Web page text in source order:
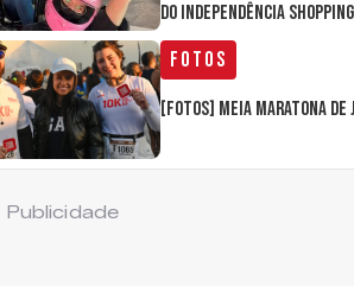
do Independência Shopping
Fotos
[FOTOS] Meia Maratona de
Publicidade